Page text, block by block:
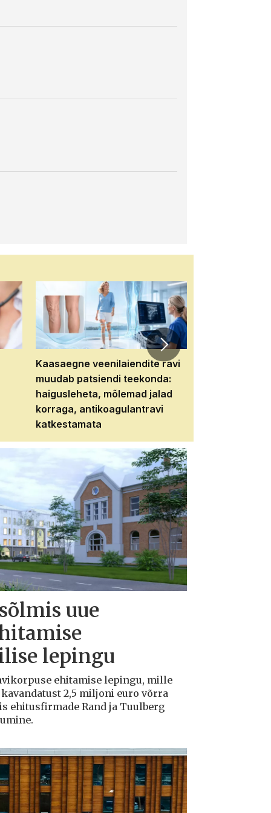
Kaasaegne veenilaiendite ravi
muudab patsiendi teekonda:
haigusleheta, mõlemad jalad
korraga, antikoagulantravi
katkestamata
uue
lepingu
ehitamise lepingu, mille
2,5 miljoni euro võrra
ehitusfirmade Rand ja Tuulberg